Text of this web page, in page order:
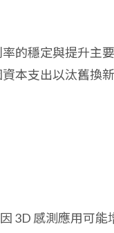
率的穩定與提升主
資本支出以汰舊換
3D 感測應用可